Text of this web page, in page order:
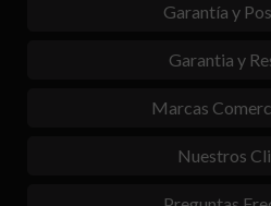
Garantía y
Garantia y
Marcas
Nuestros